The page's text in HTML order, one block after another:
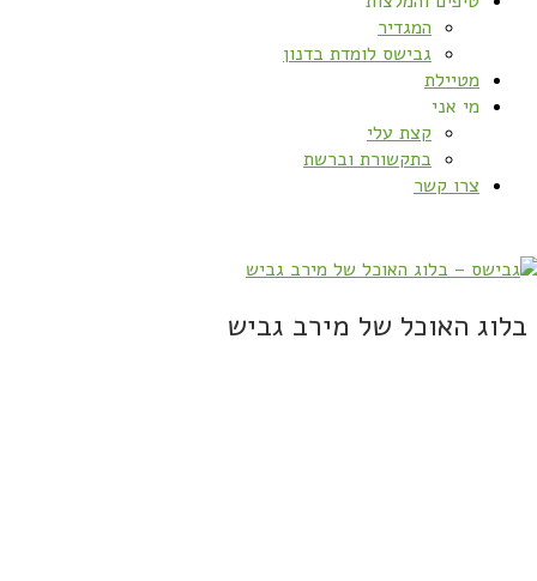
המגדיר
גבישס לומדת בדנון
מטיילת
מי אני
קצת עלי
בתקשורת וברשת
צרו קשר
בלוג האוכל של מירב גביש